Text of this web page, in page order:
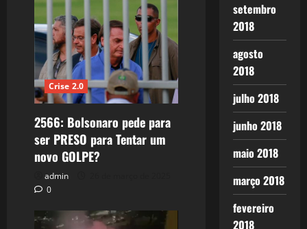
Crise 2.0
2566: Bolsonaro pede para
ser PRESO para Tentar um
novo GOLPE?
admin
0
setembro
2018
agosto
2018
julho 2018
junho 2018
maio 2018
março 2018
fevereiro
2018